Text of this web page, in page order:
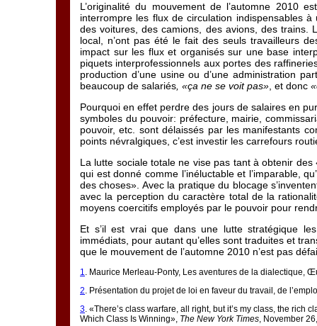
L’originalité du mouvement de l’automne 2010
interrompre les flux de circulation indispensables
des voitures, des camions, des avions, des
local, n’ont pas été le fait des seuls travailleurs
impact sur les flux et organisés sur une base
piquets interprofessionnels aux portes des
production d’une usine ou d’une administration
beaucoup de salariés , «ça ne se voit pas» , et donc
Pourquoi en effet perdre des jours de salaires en
symboles du pouvoir: préfecture, mairie,
pouvoir, etc. sont délaissés par les manifestants
points névralgiques, c’est investir les carrefours
La lutte sociale totale ne vise pas tant à obtenir
qui est donné comme l’inéluctable et l’imparable,
des choses». Avec la pratique du blocage
avec la perception du caractère total de la
moyens coercitifs employés par le pouvoir pour
Et s’il est vrai que dans une lutte stratégique
immédiats, pour autant qu’elles sont traduites et
que le mouvement de l’automne 2010 n’est pas
1. Maurice Merleau-Ponty, Les aventures de la dialectique,
2. Présentation du projet de loi en faveur du travail, de
3. «There’s class warfare, all right, but it’s my class, the rich
Which Class Is Winning», The New York Times, November